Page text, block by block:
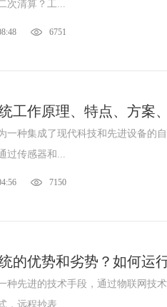
次清算？工...
6751
工作原理、特点、方案
一种集成了现代科技和先进设备的
过传感器和...
7150
的优势和劣势？如何运
种先进的技术手段，通过物联网技
，远程抄表...